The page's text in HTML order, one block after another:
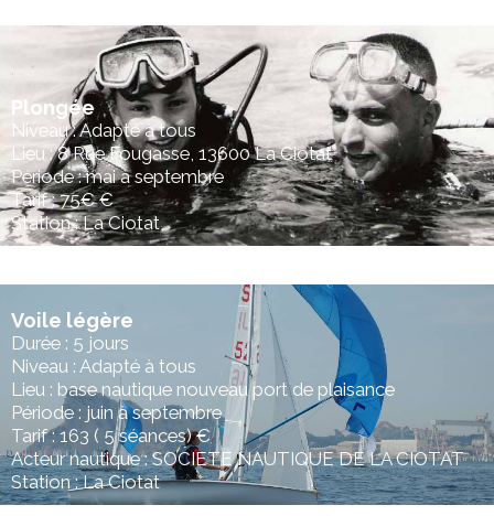
Plongée
Niveau : Adapté à tous
Lieu : 8 Rue Fougasse, 13600 La Ciotat
Période : mai à septembre
Tarif : 75€ €
Station : La Ciotat
Voile légère
Durée : 5 jours
Niveau : Adapté à tous
Lieu : base nautique nouveau port de plaisance
Période : juin à septembre
Tarif : 163 ( 5 séances) €
Acteur nautique : SOCIETE NAUTIQUE DE LA CIOTAT
Station : La Ciotat